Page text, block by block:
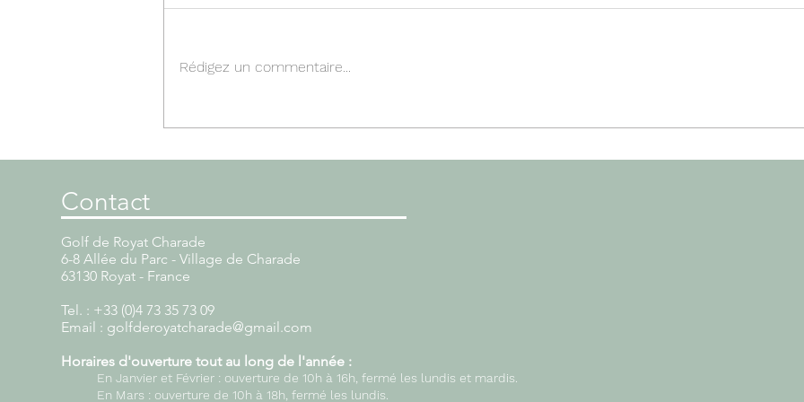
fréquentée.
Rédigez un commentaire...
Golf de Royat Charade
6-8 Allée du Parc - Village de Charade
63130 Royat - France
Fax. : +33 (0)4 73 35 73 09
Email : golfderoyatcharade@gmail.com
Horaires d'ouverture période d'hiver :
Mardi à vendredi de 10h00 à 17h00 (interruption du service de
Contact
Golf de Royat Charade
6-8 Allée du Parc - Village de Charade
63130 Royat - France
Tel. : +33 (0)4 73 35 73 09
Email : golfderoyatcharade@gmail.com
Horaires d'ouverture tout au long de l'année :
En Janvier et Février : ouverture de 10h à 16h, fermé les lundis et mardis.
En Mars : ouverture de 10h à 18h, fermé les lundis.